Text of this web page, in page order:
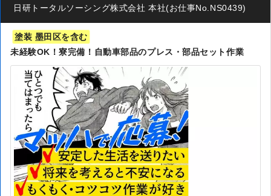
日研トータルソーシング株式会社 本社(お仕事No.NS0439)
塗装 墨田区を含む
未経験OK！寮完備！自動車部品のプレス・部品セット作業